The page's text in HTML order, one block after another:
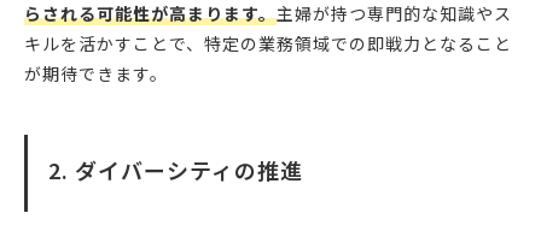
らされる可能性が高まります。主婦が持つ専門的な知識やス
キルを活かすことで、特定の業務領域での即戦力となること
が期待できます。
2. ダイバーシティの推進